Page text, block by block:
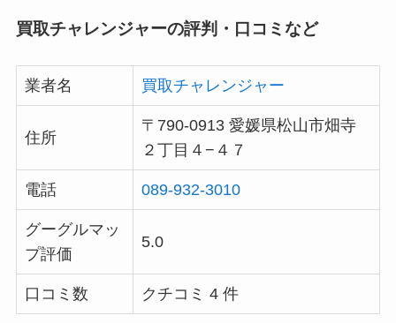
買取チャレンジャーの評判・口コミなど
業者名 買取チャレンジャー
住所
〒790-0913 愛媛県松山市畑寺
２丁目４−４７
電話 089-932-3010
グーグルマッ
プ評価
5.0
口コミ数 クチコミ 4 件